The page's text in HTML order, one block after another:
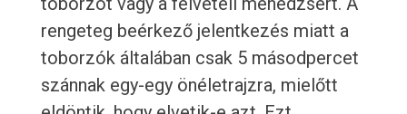
rengeteg beérkező jelentkezés miatt a
toborzók általában csak 5 másodpercet
szánnak egy-egy önéletrajzra, mielőtt